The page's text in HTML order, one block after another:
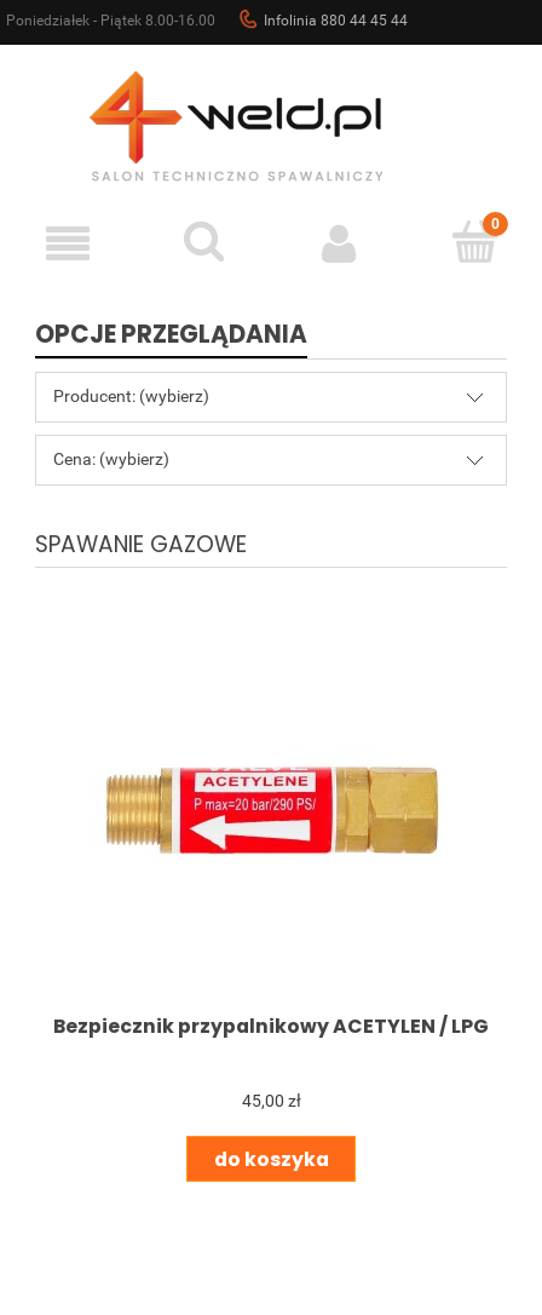
Poniedziałek - Piątek 8.00-16.00 Infolinia 880 44 45 44
OPCJE PRZEGLĄDANIA
Producent: (wybierz)
Cena: (wybierz)
SPAWANIE GAZOWE
Bezpiecznik przypalnikowy ACETYLEN / LPG
45,00 zł
do koszyka